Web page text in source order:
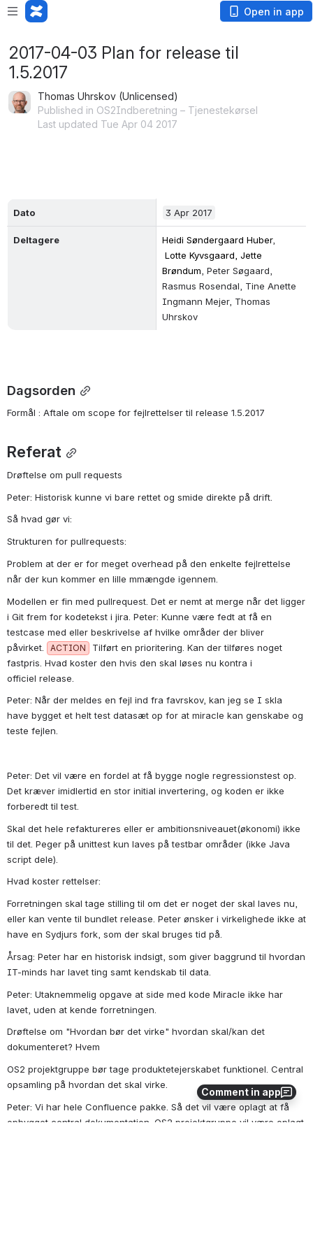
Open in app
Comment in app
2017-04-03 Plan for release til
1.5.2017
Thomas Uhrskov (Unlicensed)
Published in OS2Indberetning – Tjenestekørsel
Last updated Tue Apr 04 2017
Dato 3 Apr 2017
Deltagere Heidi Søndergaard Huber
Lotte Kyvsgaard, Jette
Brøndum , Peter Søgaard,
Rasmus Rosendal, Tine Anette
Ingmann Mejer, Thomas
Uhrskov
Dagsorden
Formål : Aftale om scope for fejlrettelser til release 1.5.2017
Referat
Drøftelse om pull requests
Peter: Historisk kunne vi bare rettet og smide direkte på drift.
Så hvad gør vi:
Strukturen for pullrequests:
Problem at der er for meget overhead på den enkelte fejlrettelse
når der kun kommer en lille mmængde igennem.
Modellen er fin med pullrequest. Det er nemt at merge når det ligger
i Git frem for kodetekst i jira. Peter: Kunne være fedt at få en
testcase med eller beskrivelse af hvilke områder der bliver
påvirket.
ACTION
Tilført en prioritering. Kan der tilføres noget
fastpris. Hvad koster den hvis den skal løses nu kontra i
officiel release.
Peter: Når der meldes en fejl ind fra favrskov, kan jeg se I skla
have bygget et helt test datasæt op for at miracle kan genskabe og
teste fejlen.
Peter: Det vil være en fordel at få bygge nogle regressionstest op.
Det kræver imidlertid en stor initial invertering, og koden er ikke
forberedt til test.
Skal det hele refaktureres eller er ambitionsniveauet(økonomi) ikke
til det. Peger på unittest kun laves på testbar områder (ikke Java
script dele).
Hvad koster rettelser:
Forretningen skal tage stilling til om det er noget der skal laves nu,
eller kan vente til bundlet release. Peter ønsker i virkelighede ikke at
have en Sydjurs fork, som der skal bruges tid på.
Årsag: Peter har en historisk indsigt, som giver baggrund til hvordan
IT-minds har lavet ting samt kendskab til data.
Peter: Utaknemmelig opgave at side med kode Miracle ikke har
lavet, uden at kende forretningen.
Drøftelse om "Hvordan bør det virke" hvordan skal/kan det
dokumenteret? Hvem
OS2 projektgruppe bør tage produktetejerskabet funktionel. Central
opsamling på hvordan det skal virke.
Peter: Vi har hele Confluence pakke. Så det vil være oplagt at få
opbygget central dokumentation. OS2 projektgruppe vil være oplagt